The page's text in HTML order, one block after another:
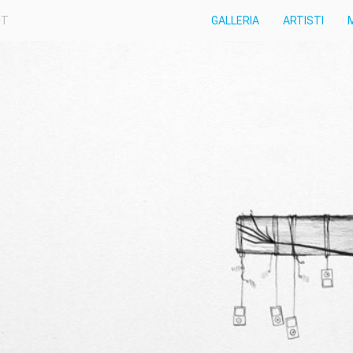
GALLERIA ARTISTI